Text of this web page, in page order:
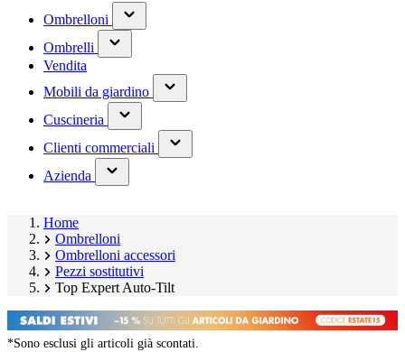
Ombrelloni
(contiene
un
sottomenu)
Ombrelli
(contiene
un
Vendita
Mobili da giardino
(contiene
un
Cuscineria
(contiene
un
sottomenu)
Clienti commerciali
(has
submenu)
Azienda
(has
submenu)
Home
Ombrelloni
Ombrelloni accessori
Pezzi sostitutivi
Top Expert Auto-Tilt
*Sono esclusi gli articoli già scontati.